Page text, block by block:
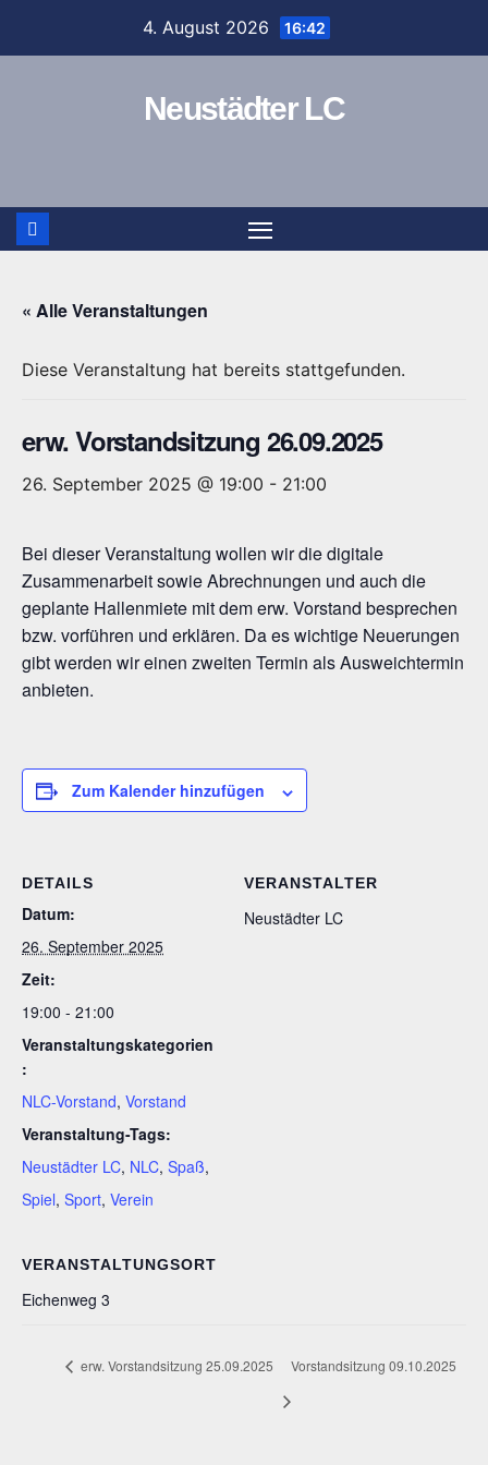
4. August 2026 16:42
Neustädter LC
« Alle Veranstaltungen
Diese Veranstaltung hat bereits stattgefunden.
erw. Vorstandsitzung 26.09.2025
26. September 2025 @ 19:00 - 21:00
Bei dieser Veranstaltung wollen wir die digitale
Zusammenarbeit sowie Abrechnungen und auch die
geplante Hallenmiete mit dem erw. Vorstand besprechen
bzw. vorführen und erklären. Da es wichtige Neuerungen
gibt werden wir einen zweiten Termin als Ausweichtermin
anbieten.
Zum Kalender hinzufügen
DETAILS
Datum:
26. September 2025
Zeit:
19:00 - 21:00
Veranstaltungskategorien
:
NLC-Vorstand, Vorstand
Veranstaltung-Tags:
Neustädter LC, NLC, Spaß,
Spiel, Sport, Verein
VERANSTALTER
Neustädter LC
VERANSTALTUNGSORT
Eichenweg 3
erw. Vorstandsitzung 25.09.2025 Vorstandsitzung 09.10.2025